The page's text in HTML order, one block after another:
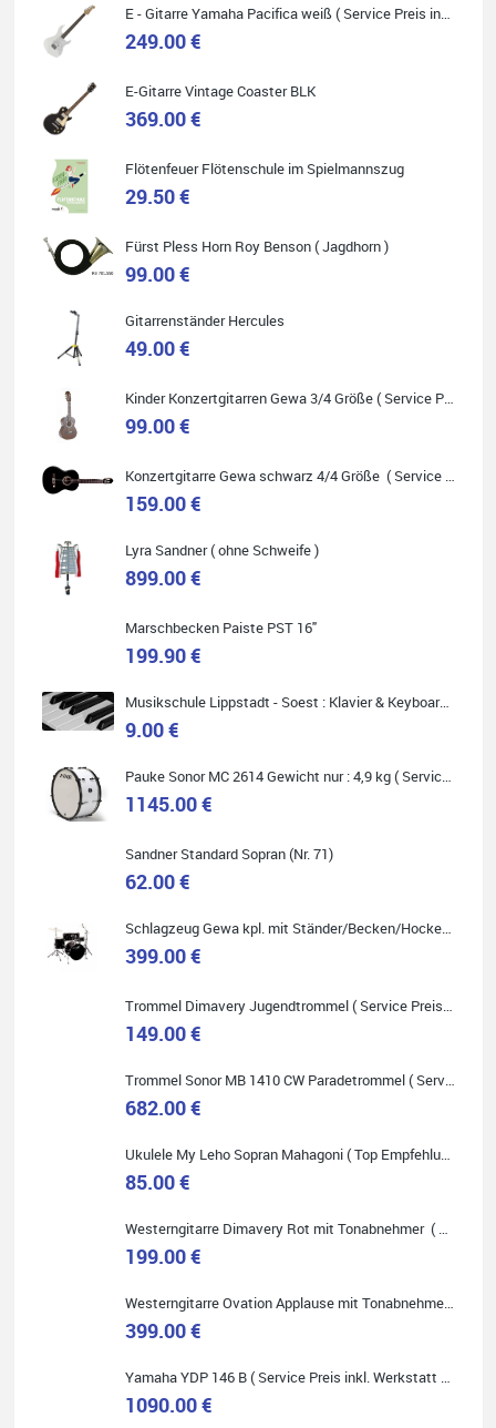
Quelle: Google-Rezension
Helene Balluff
Das Musikhaus Stöppel ist super!
Ich habe eine Westerngitarre gekauft.
Die Qualität und das Preis-Leistungsverhältnis sind erstaunlich.
Die Beratung und der Service war ebenfalls ausgezeichnet und
möchte.
Quelle: Google-Rezension
Carsten Spiegel
Ich war auf der Suche nach einem neuen Keyboard und bin
begeistert: ich bin super beraten worden, aktuell natürlich nur
wurde alles zusammengestellt, so dass ich alles nur noch
abholen musste. Top!
Quelle: Google-Rezension
Marie-Luise Mroß
Freitag vorbeigekommen, eben geklingelt und top beraten
worden. Ich würde den Besuch im Musikgeschäft Stöppel jedem
Onlineshopping vorziehen.
Quelle: Google-Rezension
Klein...aber fein!
Toller Service, nette Leute. Immer wieder gerne..
Quelle: Google-Rezension
E - Gitarre Yamaha Pacifica weiß ( Service Preis inkl. Werkstatt Service )
249.00 €
E-Gitarre Vintage Coaster BLK
369.00 €
Flötenfeuer Flötenschule im Spielmannszug
29.50 €
Fürst Pless Horn Roy Benson ( Jagdhorn )
99.00 €
Gitarrenständer Hercules
49.00 €
Kinder Konzertgitarren Gewa 3/4 Größe ( Service Preis inkl. Werkstatt Service )
99.00 €
Konzertgitarre Gewa schwarz 4/4 Größe ( Service Preis inkl. Werkstatt Service )
159.00 €
Lyra Sandner ( ohne Schweife )
899.00 €
Marschbecken Paiste PST 16"
199.90 €
Musikschule Lippstadt - Soest : Klavier & Keyboardunterricht
9.00 €
Pauke Sonor MC 2614 Gewicht nur : 4,9 kg ( Service Preis inkl. Werkstatt Service )
1145.00 €
Sandner Standard Sopran (Nr. 71)
62.00 €
Schlagzeug Gewa kpl. mit Ständer/Becken/Hocker DER RENNER ! (Service Preis inkl. Werkstatt Service)
399.00 €
Trommel Dimavery Jugendtrommel ( Service Preis inkl. Werkstatt Service )
149.00 €
Trommel Sonor MB 1410 CW Paradetrommel ( Service Preis inkl. Werkstatt Service )
682.00 €
Ukulele My Leho Sopran Mahagoni ( Top Empfehlung ! )
85.00 €
Westerngitarre Dimavery Rot mit Tonabnehmer ( Service Preis inkl. Werkstatt Service )
199.00 €
Westerngitarre Ovation Applause mit Tonabnehmer ( Service Preis inkl. Werkstatt Service )
399.00 €
Yamaha YDP 146 B ( Service Preis inkl. Werkstatt Service )
1090.00 €